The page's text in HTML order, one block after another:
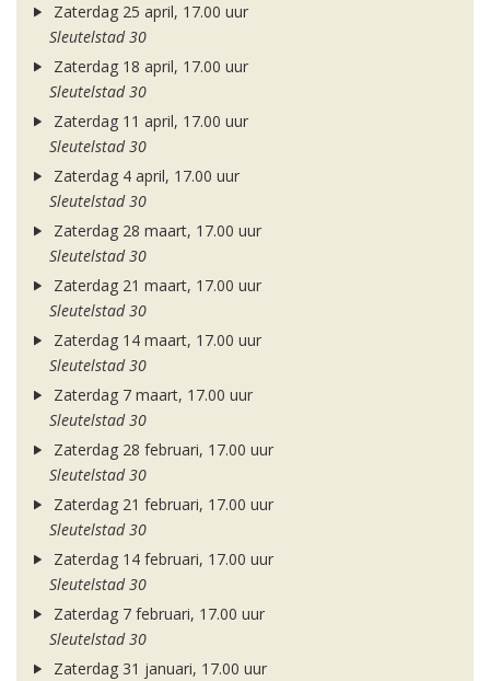
Zaterdag 25 april, 17.00 uur
Sleutelstad 30
Zaterdag 18 april, 17.00 uur
Sleutelstad 30
Zaterdag 11 april, 17.00 uur
Sleutelstad 30
Zaterdag 4 april, 17.00 uur
Sleutelstad 30
Zaterdag 28 maart, 17.00 uur
Sleutelstad 30
Zaterdag 21 maart, 17.00 uur
Sleutelstad 30
Zaterdag 14 maart, 17.00 uur
Sleutelstad 30
Zaterdag 7 maart, 17.00 uur
Sleutelstad 30
Zaterdag 28 februari, 17.00 uur
Sleutelstad 30
Zaterdag 21 februari, 17.00 uur
Sleutelstad 30
Zaterdag 14 februari, 17.00 uur
Sleutelstad 30
Zaterdag 7 februari, 17.00 uur
Sleutelstad 30
Zaterdag 31 januari, 17.00 uur